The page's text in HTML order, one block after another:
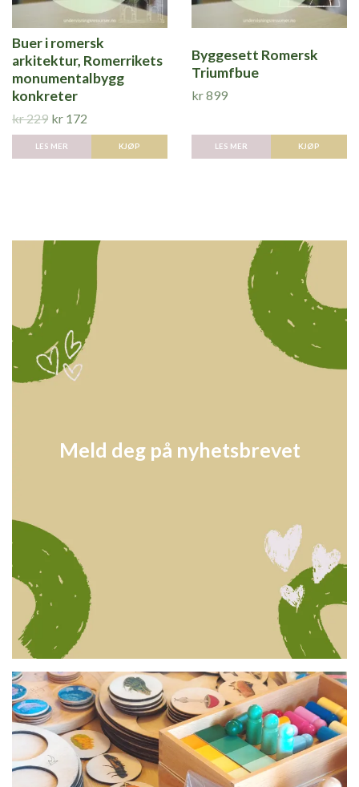
Meld deg på nyhetsbrevet
Buer i romersk
arkitektur, Romerrikets
monumentalbygg
konkreter
kr 229 kr 172
LES MER
Byggesett Romersk
Triumfbue
kr 899
LES MER